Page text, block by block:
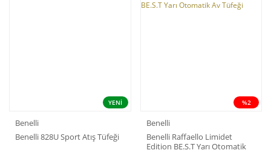
YENİ
Benelli
Benelli 828U Sport Atış Tüfeği
%2
Benelli
Benelli Raffaello Limidet
Edition BE.S.T Yarı Otomatik